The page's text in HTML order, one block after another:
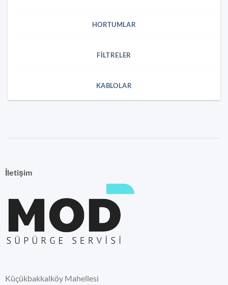
HORTUMLAR
FILTRELER
KABLOLAR
İletişim
Küçükbakkalköy Mahellesi